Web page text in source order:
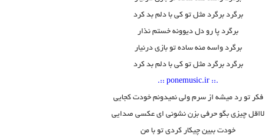
برگرد برگرد مثل تو کی با دلم بد کرد
برگرد پا رو دل دیوونه خستم نذار
برگرد واسه منه ساده تو بازی درنیار
برگرد برگرد مثل تو کی با دلم بد کرد
.:: ponemusic.ir ::.
فکر تو رد میشه از سرم ولی نمیدونم خودت کجایی
لااقل چیزی بگو حرفی بزن نشونی ای عکسی صدایی
خودت ببین چیکار کردی تو با من